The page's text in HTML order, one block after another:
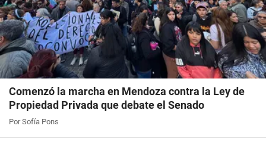
Comenzó la marcha en Mendoza contra la Ley de
Propiedad Privada que debate el Senado
Por Sofía Pons